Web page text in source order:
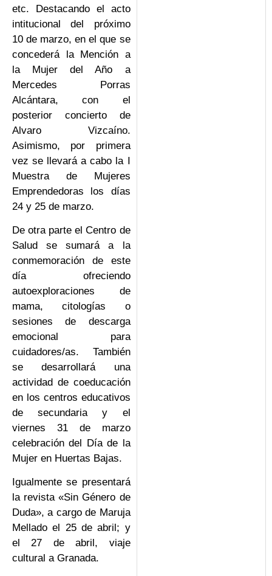
etc. Destacando el acto
intitucional del próximo
10 de marzo, en el que se
concederá la Mención a
la Mujer del Año a
Mercedes Porras
Alcántara, con el
posterior concierto de
Alvaro Vizcaíno.
Asimismo, por primera
vez se llevará a cabo la I
Muestra de Mujeres
Emprendedoras los días
24 y 25 de marzo.
De otra parte el Centro de
Salud se sumará a la
conmemoración de este
día ofreciendo
autoexploraciones de
mama, citologías o
sesiones de descarga
emocional para
cuidadores/as. También
se desarrollará una
actividad de coeducación
en los centros educativos
de secundaria y el
viernes 31 de marzo
celebración del Día de la
Mujer en Huertas Bajas.
Igualmente se presentará
la revista «Sin Género de
Duda», a cargo de Maruja
Mellado el 25 de abril; y
el 27 de abril, viaje
cultural a Granada.